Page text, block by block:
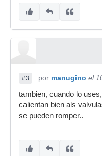
#3 por manugino el
tambien, cuando lo
calientan bien als
se pueden romper..